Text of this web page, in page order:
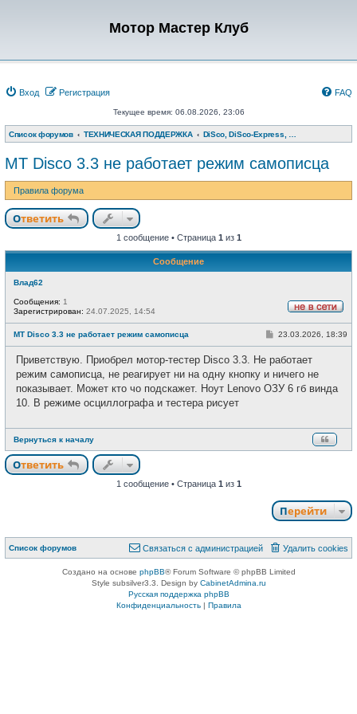
Мотор Мастер Клуб
Вход Регистрация FAQ
Текущее время: 06.08.2026, 23:06
Список форумов ТЕХНИЧЕСКАЯ ПОДДЕРЖКА
МТ Disco 3.3 не работает режим самописца
Правила форума
Ответить
1 сообщение • Страница 1 из 1
Сообщение
Влад62
в
с
Сообщения: 1
Зарегистрирован: 24.07.2025, 14:54
МТ Disco 3.3 не работает режим самописца
С
б
щ
н
23.03.2026, 18:39
Приветствую. Приобрел мотор-тестер Disco 3.3. Не работает
режим самописца, не реагирует ни на одну кнопку и ничего не
показывает. Может кто чо подскажет. Ноут Lenovo ОЗУ 6 гб винда
10. В режиме осциллографа и тестера рисует
Вернуться к началу
Ответить
1 сообщение • Страница 1 из 1
Перейти
Список форумов Удалить cookies
Связаться с администрацией
Создано на основе phpBB® Forum Software © phpBB Limited
Style subsilver3.3. Design by CabinetAdmina.ru
Русская поддержка phpBB
Конфиденциальность| Правила